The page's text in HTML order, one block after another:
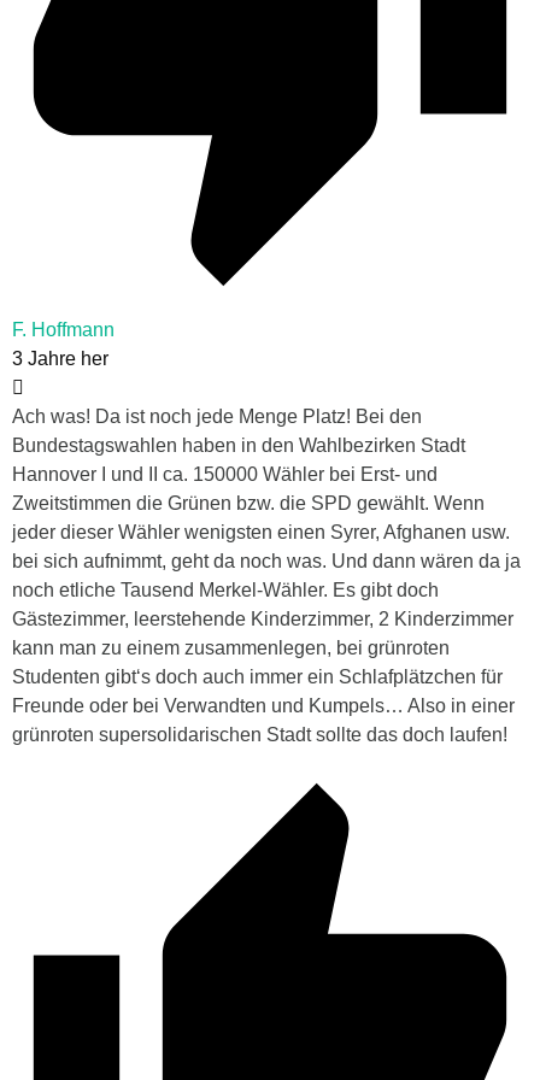
F. Hoffmann
3 Jahre her
Ach was! Da ist noch jede Menge Platz! Bei den
Bundestagswahlen haben in den Wahlbezirken Stadt
Hannover I und II ca. 150000 Wähler bei Erst- und
Zweitstimmen die Grünen bzw. die SPD gewählt. Wenn
jeder dieser Wähler wenigsten einen Syrer, Afghanen usw.
bei sich aufnimmt, geht da noch was. Und dann wären da ja
noch etliche Tausend Merkel-Wähler. Es gibt doch
Gästezimmer, leerstehende Kinderzimmer, 2 Kinderzimmer
kann man zu einem zusammenlegen, bei grünroten
Studenten gibt‘s doch auch immer ein Schlafplätzchen für
Freunde oder bei Verwandten und Kumpels… Also in einer
grünroten supersolidarischen Stadt sollte das doch laufen!